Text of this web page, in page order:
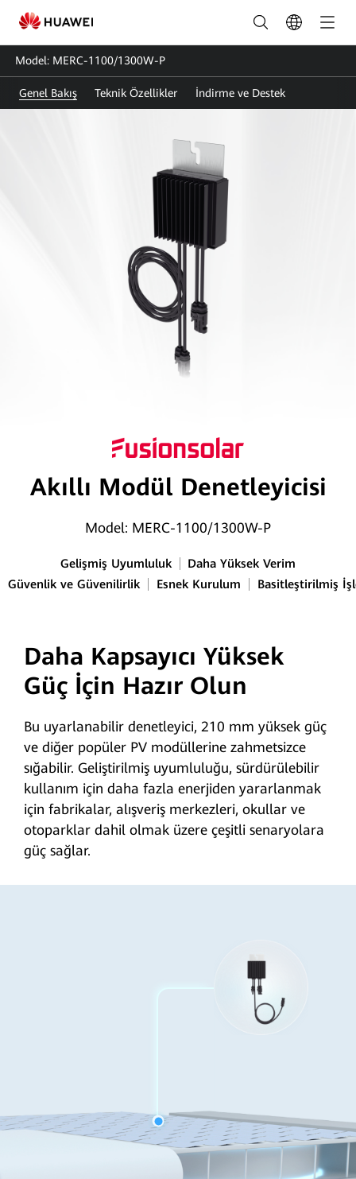
Akıllı
Modül
Optimizeri
Özellikleri_Güç
Model: MERC-1100/1300W-P
Genel Bakış Teknik Özellikler İndirme ve Destek
Akıllı Modül Denetleyicisi
Model: MERC-1100/1300W-P
Gelişmiş Uyumluluk
Daha Yüksek Verim
Güvenlik ve Güvenilirlik
Esnek Kurulum Basitleştirilmiş
Daha Kapsayıcı Yüksek
Güç İçin Hazır Olun
Bu uyarlanabilir denetleyici, 210 mm yüksek güç
ve diğer popüler PV modüllerine zahmetsizce
sığabilir. Geliştirilmiş uyumluluğu, sürdürülebilir
kullanım için daha fazla enerjiden yararlanmak
için fabrikalar, alışveriş merkezleri, okullar ve
otoparklar dahil olmak üzere çeşitli senaryolara
güç sağlar.